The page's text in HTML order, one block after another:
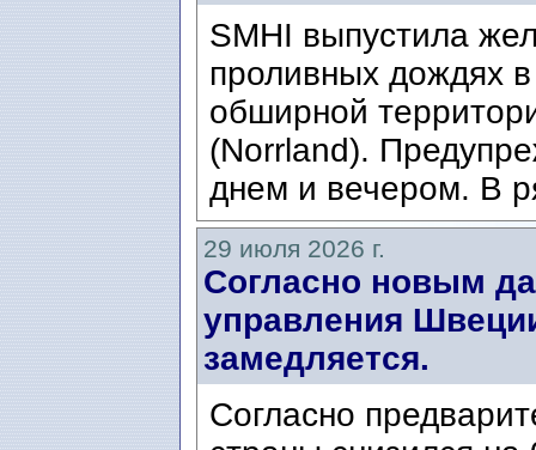
SMHI выпустила
проливных дождях
обширной
(Norrland).
днем ​​и вечером. В
29 июля 2026 г.
Согласно новым
управления
замедляется.
Согласно